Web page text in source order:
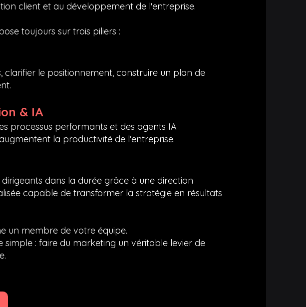
client et au développement de l'entreprise.
toujours sur trois piliers :
clarifier le positionnement, construire un plan de
& IA
processus performants et des agents IA
la productivité de l'entreprise.
dans la durée grâce à une direction
capable de transformer la stratégie en résultats
un membre de votre équipe.
simple : faire du marketing un véritable levier de